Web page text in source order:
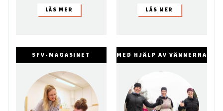
SFV-MAGASINET MED HJÄLP AV VÄNNERNA